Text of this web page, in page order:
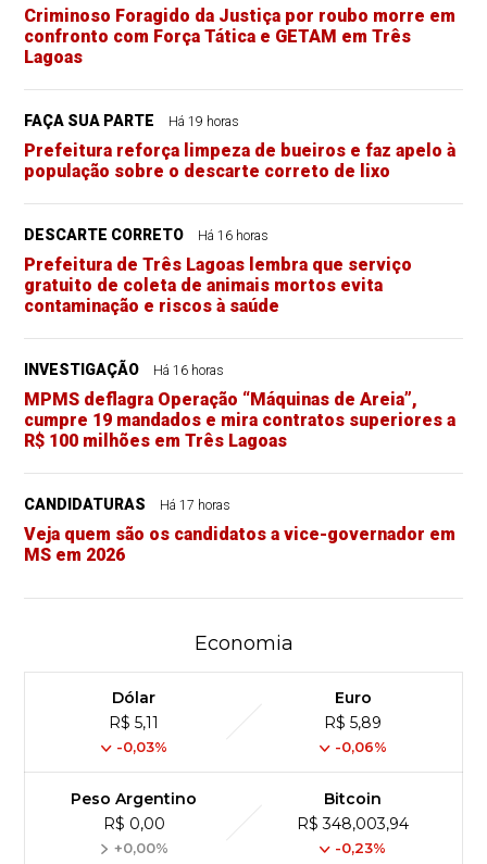
Criminoso Foragido da Justiça por roubo morre em
confronto com Força Tática e GETAM em Três
Lagoas
FAÇA SUA PARTE Há 19 horas
Prefeitura reforça limpeza de bueiros e faz apelo à
população sobre o descarte correto de lixo
DESCARTE CORRETO Há 16 horas
Prefeitura de Três Lagoas lembra que serviço
gratuito de coleta de animais mortos evita
contaminação e riscos à saúde
INVESTIGAÇÃO Há 16 horas
MPMS deflagra Operação “Máquinas de Areia”,
cumpre 19 mandados e mira contratos superiores a
R$ 100 milhões em Três Lagoas
CANDIDATURAS Há 17 horas
Veja quem são os candidatos a vice-governador em
MS em 2026
Economia
Dólar
R$ 5,11
-0,03%
Euro
R$ 5,89
-0,06%
Peso Argentino
R$ 0,00
+0,00%
Bitcoin
R$ 348,003,94
-0,23%